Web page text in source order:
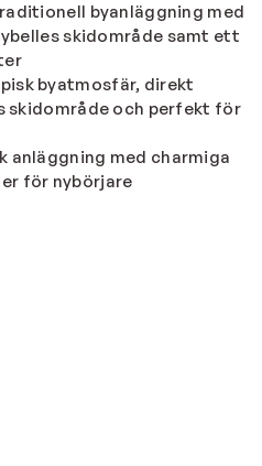
byanläggning med
skidområde samt ett
byatmosfär, direkt
skidområde och perfekt för
anläggning med charmiga
för nybörjare